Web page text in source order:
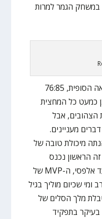
הגמר למרות
המשחק עצמו היה מרתק. התוצאה הסופית, 76:85
כמעט כל המחצית
הצהובים, אבל
מעניינים.
מיכולת טובה של
הראשון נכנס
לבעיית עבירות, ומנגד כיכב אלעד אלפסי, ה-MVP של
שכיום מוליך בגיל
בלבד את טבלת מלך הסלים של
בעיקר בתפקיד